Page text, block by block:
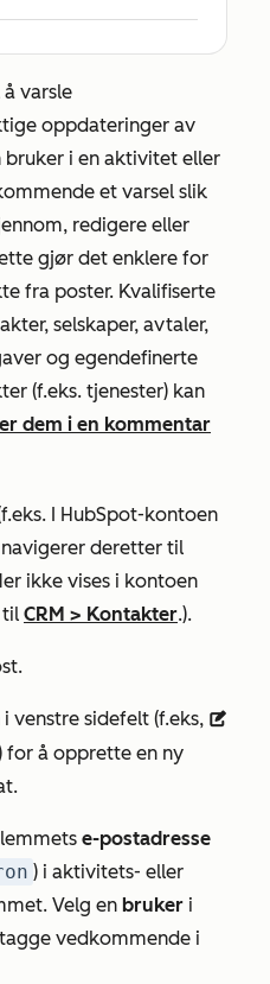
varsle
oppdateringer av
bruker i en aktivitet eller
et varsel slik
redigere eller
gjør det enklere for
fra poster. Kvalifiserte
selskaper, avtaler,
og egendefinerte
(f.eks. tjenester) kan
dem i en kommentar
I HubSpot-kontoen
deretter til
ikke vises i kontoen
til CRM > Kontakter.).
venstre sidefelt (f.eks, description
for å opprette en ny
e-postadresse
) i aktivitets- eller
Velg en bruker i
vedkommende i